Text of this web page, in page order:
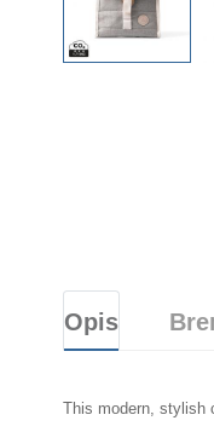
Opis
This modern, stylish